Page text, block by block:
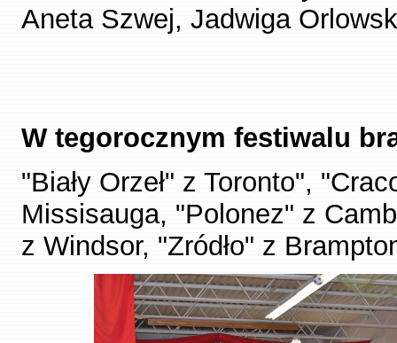
Aneta Szwej, Jadwiga
W tegorocznym festiwalu
"Biały Orzeł" z Toronto",
Missisauga, "Polonez" z
z Windsor, "Zródło" z